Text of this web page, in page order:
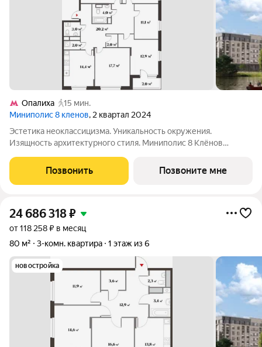
Опалиха
15 мин.
Миниполис 8 кленов, 2 квартал 2024
Эстетика неоклассицизма. Уникальность окружения.
Изящность архитектурного стиля. Миниполис 8 Клёнов
Несмотря на удаленность от многолюдных улиц и шумных
магистралей добраться до центра столицы не
Позвонить Позвоните мне
24 686 318₽
от 118 258 ₽ в месяц
80 м²
3-комн. квартира 1 этаж из 6
новостройка